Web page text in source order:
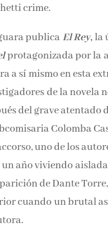
crime.
publicaEl Rey,la
protagonizada por la
a sí mismo en esta
de la novela
del grave atentado
Colomba
uno de los
año viviendo
de Dante
cuando un brutal